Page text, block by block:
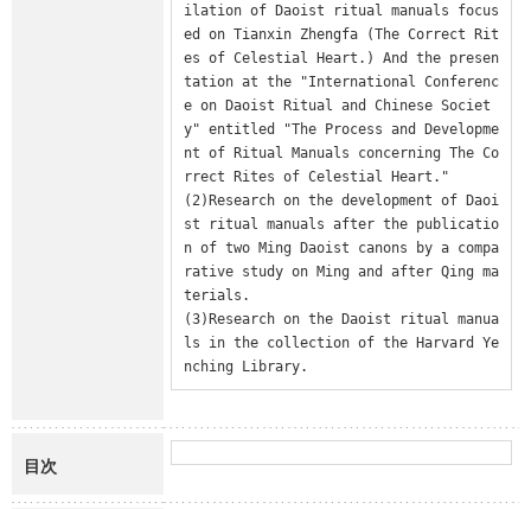
ilation of Daoist ritual manuals focus
ed on Tianxin Zhengfa (The Correct Rit
es of Celestial Heart.) And the presen
tation at the "International Conferenc
e on Daoist Ritual and Chinese Societ
y" entitled "The Process and Developme
nt of Ritual Manuals concerning The Co
rrect Rites of Celestial Heart."
(2)Research on the development of Daoi
st ritual manuals after the publicatio
n of two Ming Daoist canons by a compa
rative study on Ming and after Qing ma
terials.
(3)Research on the Daoist ritual manua
ls in the collection of the Harvard Ye
nching Library.
目次